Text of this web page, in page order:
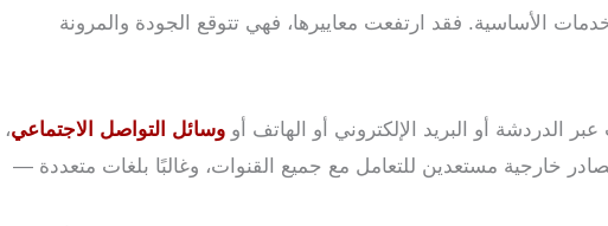
الأساسية. فقد ارتفعت معاييرها، فهي تتوقع الجودة والمرونة
الدردشة أو البريد الإلكتروني أو الهاتف أووسائل التواصل الاجتماعي
خارجية مستعدين للتعامل مع جميع القنوات، وغالبًا بلغات متعددة —